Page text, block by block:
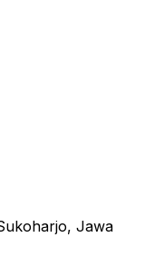
Jawa